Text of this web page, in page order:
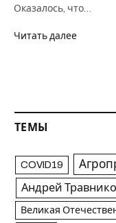
Оказалось, что…
Читать далее
ТЕМЫ
COVID19
Андрей
Великая